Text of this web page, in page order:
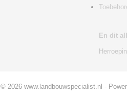
En dit
© 2026 www.landbouwspecialist.nl -